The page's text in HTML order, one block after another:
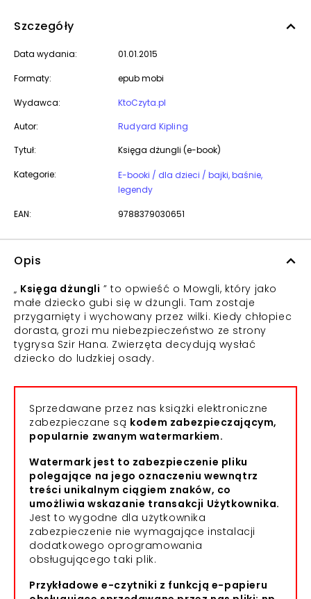
Szczegóły
Data wydania: 01.01.2015
Formaty: epub mobi
Wydawca:
KtoCzyta.pl
Autor:
Rudyard Kipling
Tytuł:
Księga dżungli (e-book)
Kategorie:
E-booki / dla dzieci / bajki, baśnie,
legendy
EAN: 9788379030651
Opis
„ Księga dżungli ” to opwieść o Mowgli, który jako
małe dziecko gubi się w dżungli. Tam zostaje
przygarnięty i wychowany przez wilki. Kiedy chłopiec
dorasta, grozi mu niebezpieczeństwo ze strony
tygrysa Szir Hana. Zwierzęta decydują wysłać
dziecko do ludzkiej osady.
Sprzedawane przez nas książki elektroniczne
zabezpieczane są kodem zabezpieczającym,
popularnie zwanym watermarkiem.
Watermark jest to zabezpieczenie pliku
polegające na jego oznaczeniu wewnątrz
treści unikalnym ciągiem znaków, co
umożliwia wskazanie transakcji Użytkownika.
Jest to wygodne dla użytkownika
zabezpieczenie nie wymagające instalacji
dodatkowego oprogramowania
obsługującego taki plik.
Przykładowe e-czytniki z funkcją e-papieru